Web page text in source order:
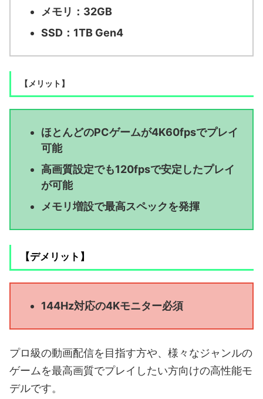
メモリ：32GB
SSD：1TB Gen4
【メリット】
ほとんどのPCゲームが4K60fpsでプレイ
可能
高画質設定でも120fpsで安定したプレイ
が可能
メモリ増設で最高スペックを発揮
【デメリット】
144Hz対応の4Kモニター必須
プロ級の動画配信を目指す方や、様々なジャンルの
ゲームを最高画質でプレイしたい方向けの高性能モ
デルです。